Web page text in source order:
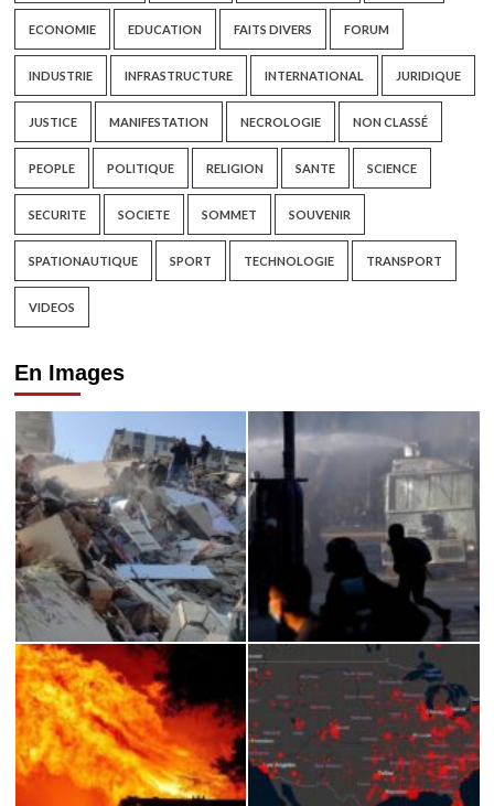
ECONOMIE EDUCATION FAITS DIVERS FORUM
INDUSTRIE INFRASTRUCTURE INTERNATIONAL JURIDIQUE
JUSTICE MANIFESTATION NECROLOGIE NON CLASSÉ
PEOPLE POLITIQUE RELIGION SANTE SCIENCE
SECURITE SOCIETE SOMMET SOUVENIR
SPATIONAUTIQUE SPORT TECHNOLOGIE TRANSPORT
VIDEOS
En Images